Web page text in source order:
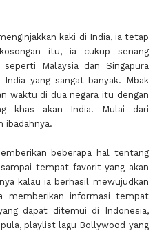
kaki di India, ia tetap
itu, ia cukup senang
Malaysia dan Singapura
yang sangat banyak. Mbak
waktu di dua negara itu dengan
khas akan India. Mulai dari
ibadahnya.
beberapa hal tentang
tempat favorit yang akan
kalau ia berhasil mewujudkan
memberikan informasi tempat
dapat ditemui di Indonesia,
playlist lagu Bollywood yang